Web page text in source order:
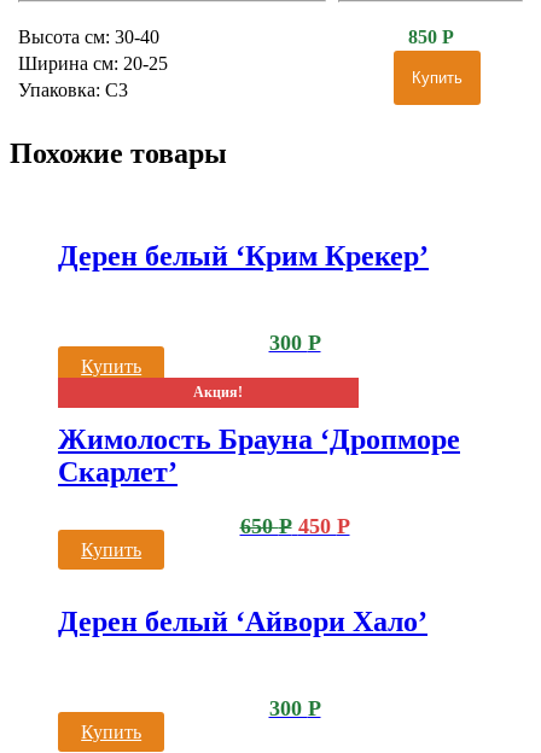
Высота см: 30-40
Ширина см: 20-25
Упаковка: С3
850 Р
Купить
Похожие товары
Дерен белый ‘Крим Крекер’
300 Р
Купить
Акция!
Жимолость Брауна ‘Дропморе
Скарлет’
650Р 450 Р
Купить
Дерен белый ‘Айвори Хало’
300 Р
Купить